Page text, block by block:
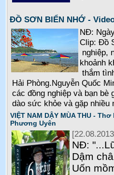
ĐỒ SƠN BIỂN NHỚ -
NĐ:
Clip: Đồ
nghiệp,
khoảnh
thắm
Hải Phòng.Nguyễn Quốc
các đồng nghiệp và bạn bè
dào sức khỏe và gặp nhiều
VIỆT NAM DẬY MÙA THU -
Phương Uyên
NĐ:
Dậm
Uốn